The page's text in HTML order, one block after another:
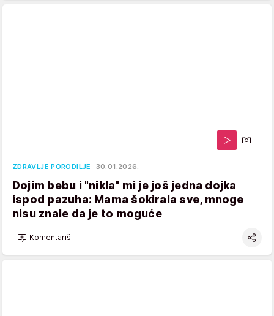
ZDRAVLJE PORODILJE 30.01.2026.
Dojim bebu i "nikla" mi je još jedna dojka
ispod pazuha: Mama šokirala sve, mnoge
nisu znale da je to moguće
Komentariši